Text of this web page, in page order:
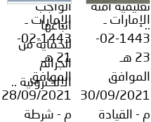
تعليمية آمنه
..
الواجب
اتباعها
للحماية من
الجرائم
الالكترونية ..
الإمارات ـ
1443-02-
23 هـ
الموافق
30/09/2021
م - القيادة
الإمارات ـ
1443-02-
21 هـ
الموافق
28/09/2021
م - شرطة